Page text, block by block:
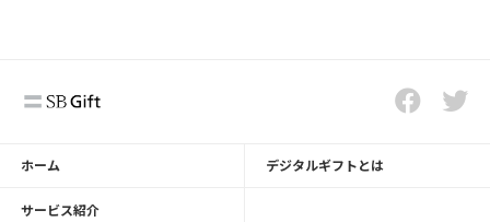
ホーム デジタルギフトとは
サービス紹介